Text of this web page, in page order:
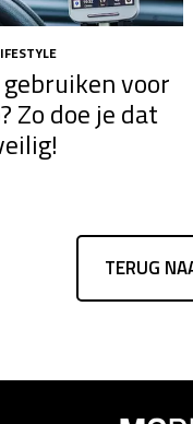
voor
Zo doe je dat
TERUG